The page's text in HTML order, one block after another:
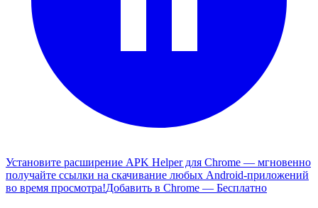
Установите расширение APK Helper для Chrome — мгновенно
получайте ссылки на скачивание любых Android-приложений
во время просмотра!Добавить в Chrome — Бесплатно